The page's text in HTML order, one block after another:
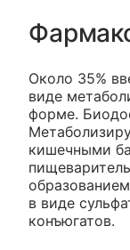
Около 35%
виде
форме.
кишечными
в виде
конъюгатов.